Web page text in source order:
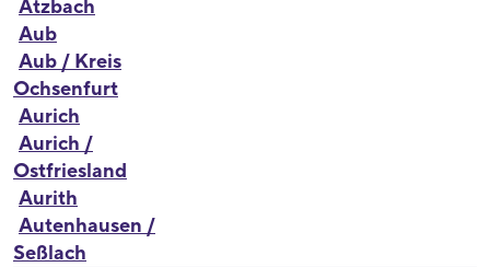
Atzbach
Aub
Aub / Kreis
Ochsenfurt
Aurich
Aurich /
Ostfriesland
Aurith
Autenhausen /
Seßlach